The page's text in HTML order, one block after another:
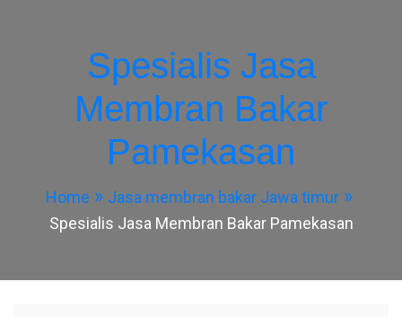
Spesialis Jasa
Membran Bakar
Pamekasan
Home
Jasa membran bakar Jawa timur
Spesialis Jasa Membran Bakar Pamekasan